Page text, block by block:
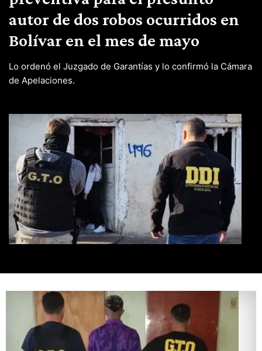
autor de dos robos ocurridos en
Bolívar en el mes de mayo
Lo ordenó el Juzgado de Garantías y lo confirmó la Cámara
de Apelaciones.